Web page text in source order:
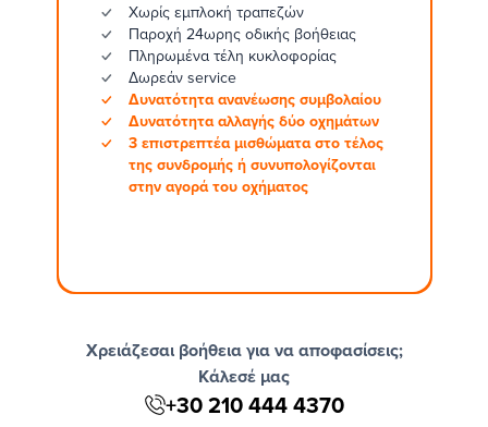
Χωρίς εμπλοκή τραπεζών
Παροχή 24ωρης οδικής βοήθειας
Πληρωμένα τέλη κυκλοφορίας
Δωρεάν service
Δυνατότητα ανανέωσης συμβολαίου
Δυνατότητα αλλαγής δύο οχημάτων
3 επιστρεπτέα μισθώματα στο τέλος
της συνδρομής ή συνυπολογίζονται
στην αγορά του οχήματος
Χρειάζεσαι βοήθεια για να αποφασίσεις;
Κάλεσέ μας
+30 210 444 4370